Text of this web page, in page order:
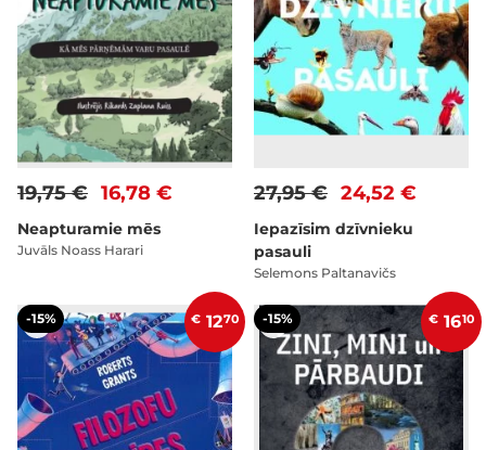
16,78 €
19,75 €
Neapturamie mēs
Juvāls Noass Harari
24,52 €
27,95 €
Iepazīsim dzīvnieku
pasauli
Selemons Paltanavičs
-15% € 1270 -15% € 1610